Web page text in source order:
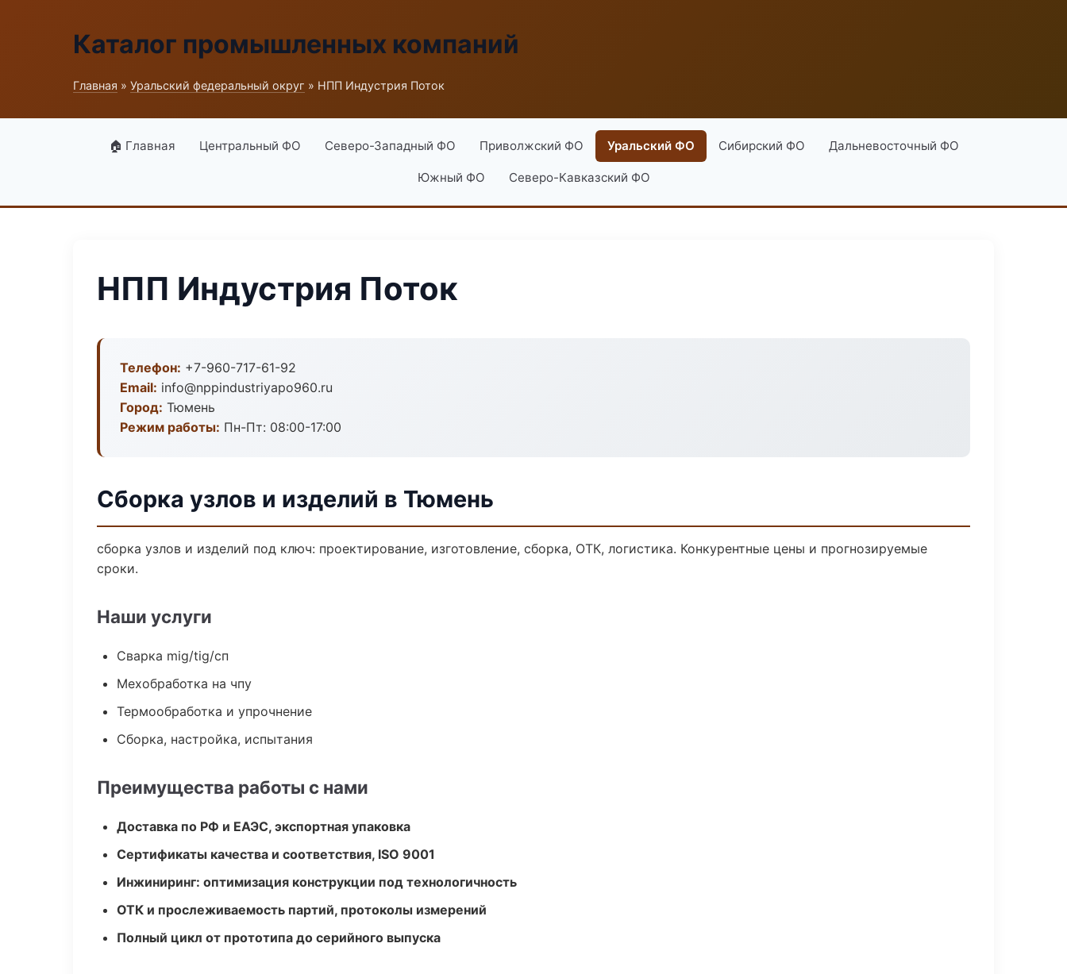
Каталог промышленных компаний
Главная » Уральский федеральный округ » НПП Индустрия Поток
🏠 Главная Центральный ФО Северо-Западный ФО Приволжский ФО Уральский ФО Сибирский ФО Дальневосточный ФО
Южный ФО Северо-Кавказский ФО
НПП Индустрия Поток
Телефон: +7-960-717-61-92
Email: info@nppindustriyapo960.ru
Город: Тюмень
Режим работы: Пн-Пт: 08:00-17:00
Сборка узлов и изделий в Тюмень
сборка узлов и изделий под ключ: проектирование, изготовление, сборка, ОТК, логистика. Конкурентные цены и прогнозируемые
сроки.
Наши услуги
Сварка mig/tig/сп
Мехобработка на чпу
Термообработка и упрочнение
Сборка, настройка, испытания
Преимущества работы с нами
Доставка по РФ и ЕАЭС, экспортная упаковка
Сертификаты качества и соответствия, ISO 9001
Инжиниринг: оптимизация конструкции под технологичность
ОТК и прослеживаемость партий, протоколы измерений
Полный цикл от прототипа до серийного выпуска